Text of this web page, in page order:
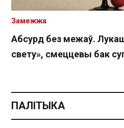
Абсурд без межаў.
свету», смеццевы бак
Замежжа
ПАЛІТЫКА